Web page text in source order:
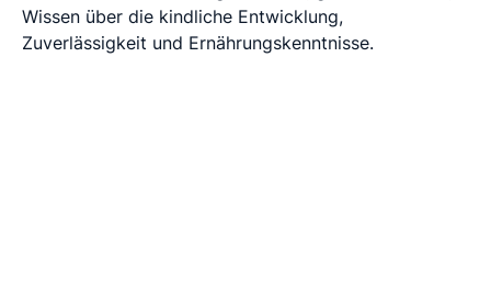
Wissen über die kindliche Entwicklung,
Zuverlässigkeit und Ernährungskenntnisse.